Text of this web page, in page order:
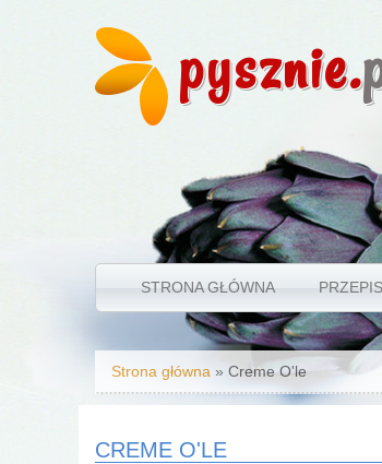
pysznie.
STRONA GŁÓWNA
Jesteś tutaj
Strona główna » Creme O'le
CREME O'LE